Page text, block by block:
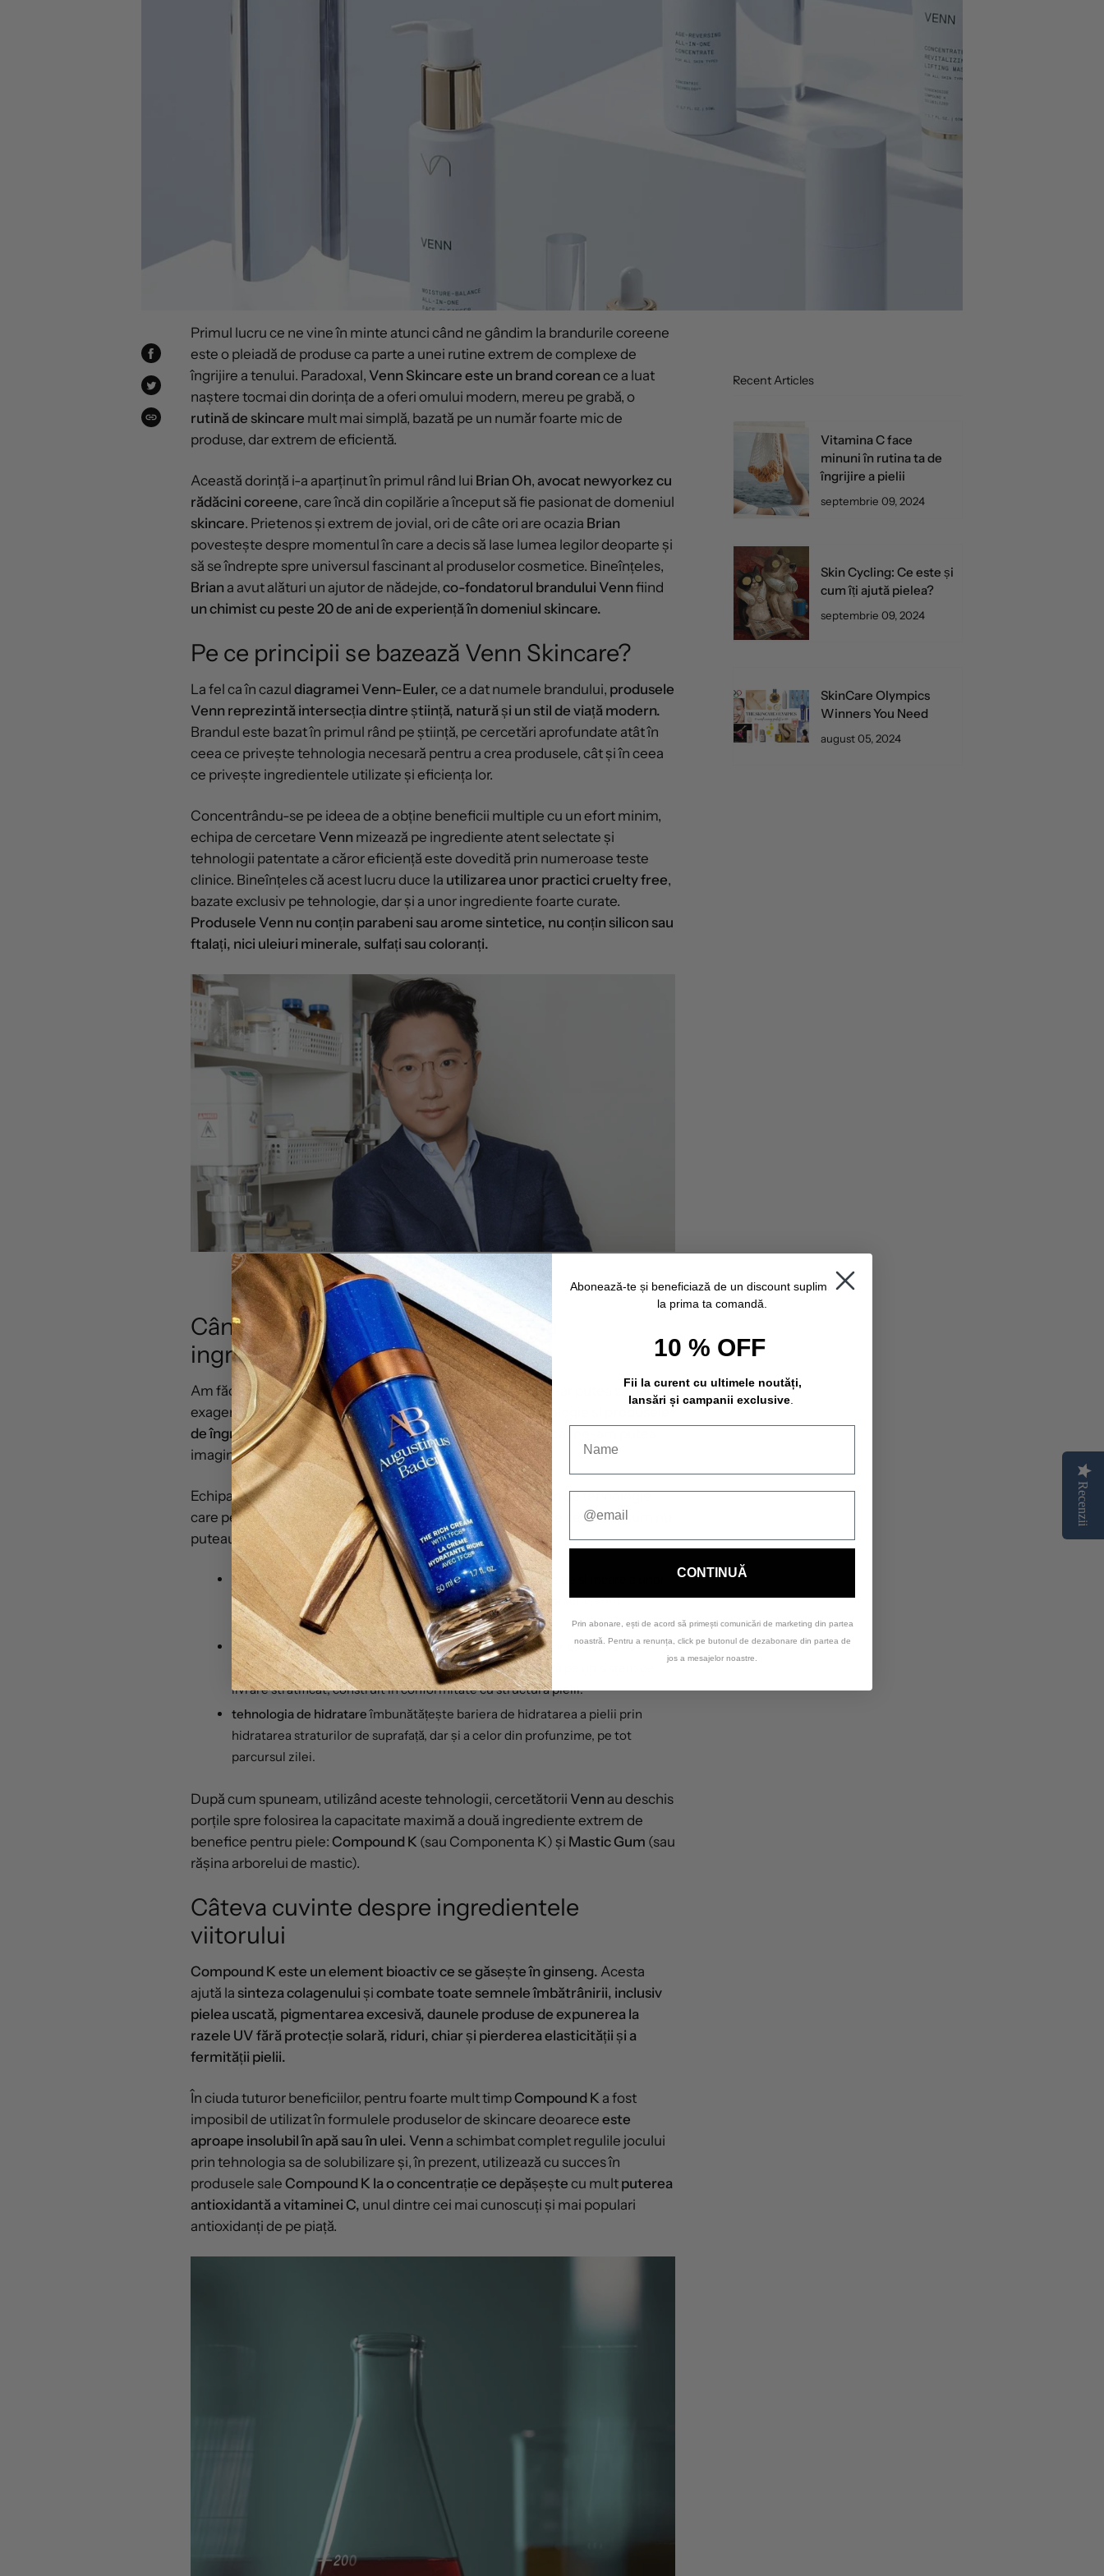
DISTRIBUIȚI
FACEBOOK
TWEET
TWITTER
COPIAT!
Primul lucru ce ne vine în minte atunci când ne gândim la brandurile coreene
este o pleiadă de produse ca parte a unei rutine extrem de complexe de
îngrijire a tenului. Paradoxal, Venn Skincare este un brand coreance a luat
naștere tocmai din dorința de a oferi omului modern, mereu pe grabă, o
rutină de skincare mult mai simplă, bazată pe un număr foarte mic de
produse, dar extrem de eficientă.
Această dorință i-a aparținut în primul rând lui Brian Oh, avocat newyorkez cu
rădăcini coreene, care încă din copilărie a început să fie pasionat de domeniul
skincare. Prietenos și extrem de jovial, ori de câte ori are ocazia Brian
povestește despre momentul în care a decis să lase lumea legilor deoparte și
să se îndrepte spre universul fascinant al produselor cosmetice. Bineînțeles,
Brian a avut alături un ajutor de nădejde,co-fondatorul brandului Vennfiind
un chimist cu peste 20 de ani de experiență în domeniul skincare.
Pe ce principii se bazează Venn Skincare?
La fel ca în cazuldiagramei Venn-Euler,ce a dat numele brandului, produsele
Venn reprezintă intersecția dintre știință, natură și un stil de viață modern.
Brandul este bazat în primul rând pe știință, pe cercetări aprofundate atât în
ceea ce privește tehnologia necesară pentru a crea produsele, cât și în ceea
ce privește ingredientele utilizate și eficiența lor.
Concentrându-se pe ideea de a obține beneficii multiple cu un efort minim,
echipa de cercetare Venn mizează pe ingrediente atent selectate și
tehnologii patentate a căror eficiență este dovedită prin numeroase teste
clinice. Bineînțeles că acest lucru duce la utilizarea unor practici cruelty free,
bazate exclusiv pe tehnologie, dar și a unor ingrediente foarte curate.
Produsele Venn nu conțin parabeni sau arome sintetice, nu conțin silicon sau
ftalați, nici uleiuri minerale, sulfați sau coloranți.
Când tehnologia dezleagă puterea
ingredientelor
Am făcut până acum nenumărate referiri la tehnologie și s-ar putea să pară o
exagerare.Cât de puternică poate fi legătura dintre tehnologie și produsele
de îngrijire a tenului? Ei bine, legătura este mai strânsă decât ne-am putea
imagina.
Echipa de cercetare Venna dezvoltat și pantentat trei tipuri de tehnologie
care permit utilizarea unor ingrediente cu beneficii multiple ce până acum nu
puteau fi folosite în componența produselor de skincare:
tehnologia de solubilizare permite utilizarea în formulele de skincare a unor
ingrediente cu un grad atât de mic de solubilitate încât, practic, sunt
insolubile în apă sau în ulei.
tehnologia concentrică de livrarepermite componentelor bioactive să
pătrundă adânc în straturile de piele deoarece se bazează pe un sistem de
livrare stratificat, construit în conformitate cu structura pielii.
tehnologia de hidratareîmbunătățește bariera de hidratarea a pielii prin
hidratarea straturilor de suprafață, dar și a celor din profunzime, pe tot
parcursul zilei.
După cum spuneam, utilizând aceste tehnologii, cercetătorii Venn au deschis
porțile spre folosirea la capacitate maximă a două ingrediente extrem de
benefice pentru piele:Compound K (sau Componenta K) și Mastic Gum (sau
rășina arborelui de mastic).
Câteva cuvinte despre ingredientele
viitorului
Compound K este un element bioactiv ce se găsește în ginseng. Acesta
ajută lasinteza colagenului șicombate toate semnele îmbătrânirii, inclusiv
pielea uscată, pigmentarea excesivă, daunele produse de expunerea la
razele UV fără protecție solară, riduri, chiar și pierderea elasticității și a
fermității pielii.
În ciuda tuturor beneficiilor, pentru foarte mult timpCompound K a fost
imposibil de utilizat în formulele produselor de skincare deoareceeste
aproape insolubil în apă sau în ulei. Venn a schimbat complet regulile jocului
prin tehnologia sa de solubilizare și, în prezent, utilizează cu succes în
produsele saleCompound K la o concentrație ce depășeștecu multputerea
antioxidantă a vitaminei C, unul dintre cei mai cunoscuți și mai populari
antioxidanți de pe piață.
Recent Articles
Vitamina C face
minuni în rutina ta de
îngrijire a pielii
septembrie 09, 2024
Skin Cycling: Ce este și
cum îți ajută pielea?
septembrie 09, 2024
SkinCare Olympics
Winners You Need
august 05, 2024
Recenzii
Abonează-te și beneficiază de un discount suplimentar
la prima ta comandă.
10 % OFF
Fii la curent cu ultimele noutăți,
lansări și campanii exclusive.
CONTINUĂ
Prin abonare, ești de acord să primești comunicări de marketing din partea
noastră. Pentru a renunța, click pe butonul de dezabonare din partea de
jos a mesajelor noastre.